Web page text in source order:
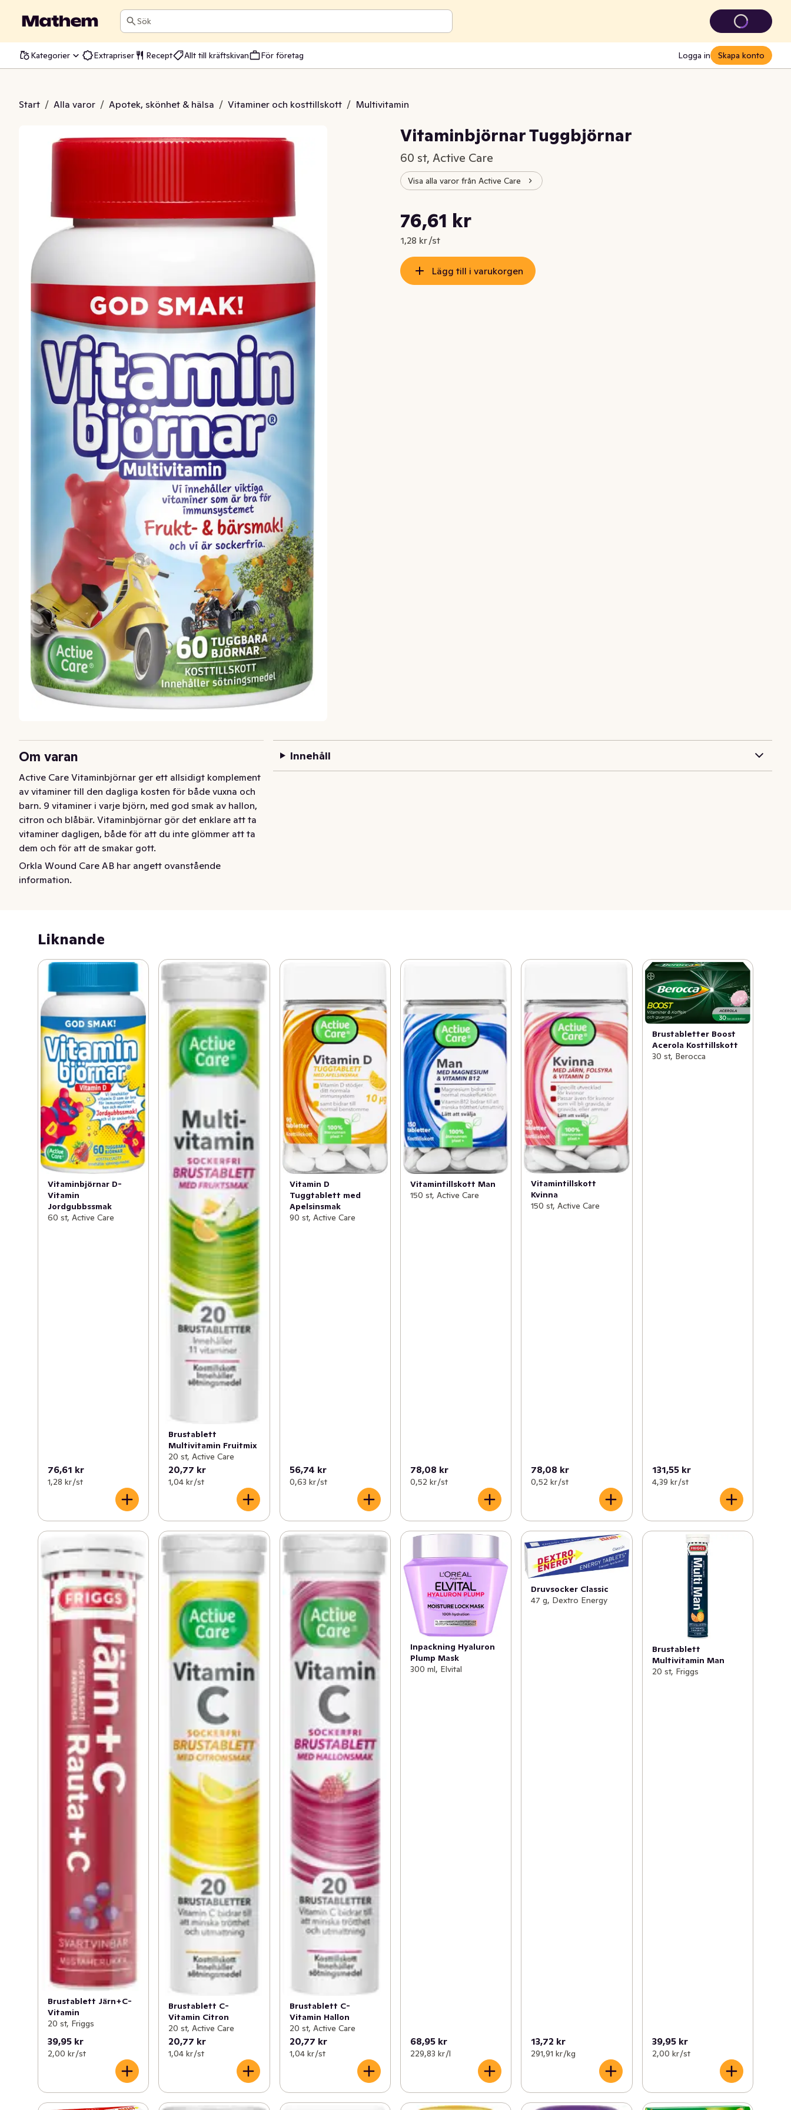
Sök
Kategorier Extrapriser Recept Allt till kräftskivan För företag Logga in Skapa konto
Start / Alla varor / Apotek, skönhet & hälsa / Vitaminer och kosttillskott / Multivitamin
Tuggbjörnar
Vitaminbjörnar Tuggbjörnar
60 st, Active Care
Visa alla varor från Active Care
Nuvarande pris är: 76,61 kr
76,61 kr
1,28 kr /st
Styckpris: 1,28 kr /st
Lägg till i varukorgen
Om varan
Active Care Vitaminbjörnar ger ett allsidigt komplement
av vitaminer till den dagliga kosten för både vuxna och
barn. 9 vitaminer i varje björn, med god smak av hallon,
citron och blåbär. Vitaminbjörnar gör det enklare att ta
vitaminer dagligen, både för att du inte glömmer att ta
dem och för att de smakar gott.
Active Care Vitaminbjörnar är ett kosttillskott som ger
ett allsidigt och gott tillskott av viktiga vitaminer till den
Varje vitaminbjörn innehåller 9 viktiga vitaminer och
Vitamin A, B6, B12, C och D bidrar alla till
immunsystemets normala funktion, medan vitamin D
även hjälper till att bibehålla en normal benstomme och
muskelfunktion.
Orkla Wound Care AB har angett ovanstående
information.
Innehåll
Liknande
Vitaminbjörnar D-
Vitamin
Jordgubbssmak
60 st, Active Care
76,61 kr
1,28 kr /st
Brustablett
Multivitamin Fruitmix
20 st, Active Care
20,77 kr
1,04 kr /st
Vitamin D
Tuggtablett med
Apelsinsmak
90 st, Active Care
56,74 kr
0,63 kr /st
Vitamintillskott Man
150 st, Active Care
78,08 kr
0,52 kr /st
Vitamintillskott
Kvinna
150 st, Active Care
78,08 kr
0,52 kr /st
Brustabletter Boost
Acerola Kosttillskott
30 st, Berocca
131,55 kr
4,39 kr /st
Brustablett Järn+C-
Vitamin
20 st, Friggs
39,95 kr
2,00 kr /st
Brustablett C-
Vitamin Citron
20 st, Active Care
20,77 kr
1,04 kr /st
Brustablett C-
Vitamin Hallon
20 st, Active Care
20,77 kr
1,04 kr /st
Inpackning Hyaluron
Plump Mask
300 ml, Elvital
68,95 kr
229,83 kr /l
Druvsocker Classic
47 g, Dextro Energy
13,72 kr
291,91 kr /kg
Brustablett
Multivitamin Man
20 st, Friggs
39,95 kr
2,00 kr /st